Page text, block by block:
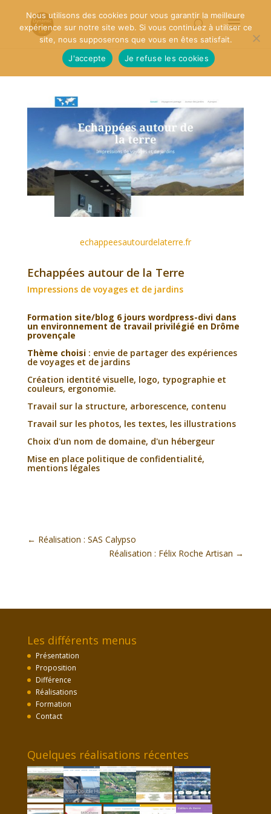
echappeesautourdelaterre.fr
Echappées autour de la Terre
Impressions de voyages et de jardins
Formation site/blog 6 jours wordpress-divi dans
un environnement de travail privilégié en Drôme
provençale
Thème choisi: envie de partager des expériences
de voyages et de jardins
Création identité visuelle, logo, typographie et
couleurs, ergonomie.
Travail sur la structure, arborescence, contenu
Travail sur les photos, les textes, les illustrations
Choix d'un nom de domaine, d'un hébergeur
Mise en place politique de confidentialité,
mentions légales
← Réalisation : SAS Calypso
Réalisation : Félix Roche Artisan →
Les différents menus
Présentation
Proposition
Différence
Réalisations
Formation
Contact
Quelques réalisations récentes
Nous utilisons des cookies pour vous garantir la meilleure
expérience sur notre site web. Si vous continuez à utiliser ce
site, nous supposerons que vous en êtes satisfait.
J'accepte
Je refuse les cookies